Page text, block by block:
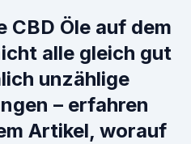
CBD Öle auf dem
alle gleich gut
unzählige
– erfahren
Artikel, worauf